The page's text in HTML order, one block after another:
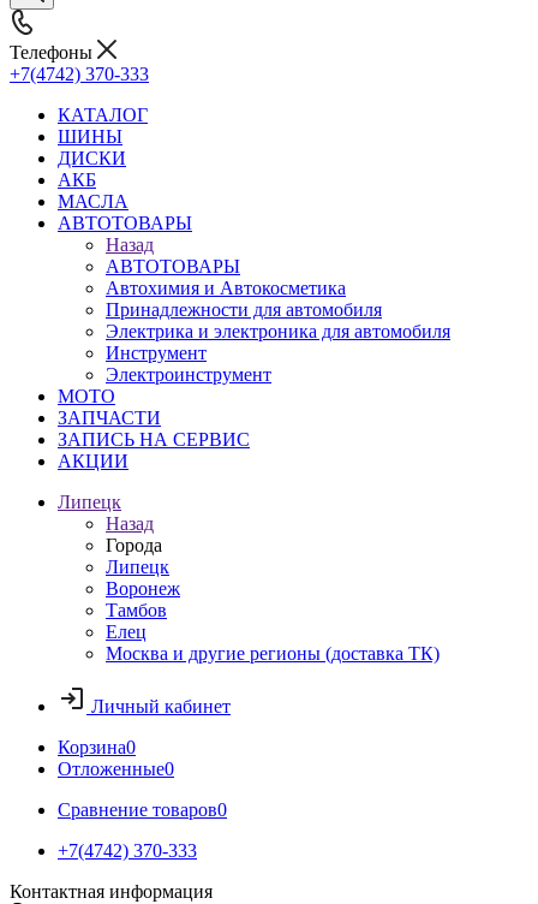
Телефоны
+7(4742) 370-333
КАТАЛОГ
ШИНЫ
ДИСКИ
АКБ
МАСЛА
АВТОТОВАРЫ
Назад
АВТОТОВАРЫ
Автохимия и Автокосметика
Принадлежности для автомобиля
Электрика и электроника для автомобиля
Инструмент
Электроинструмент
МОТО
ЗАПЧАСТИ
ЗАПИСЬ НА СЕРВИС
АКЦИИ
Липецк
Назад
Города
Липецк
Воронеж
Тамбов
Елец
Москва и другие регионы (доставка ТК)
Личный кабинет
Корзина0
Отложенные0
Сравнение товаров0
+7(4742) 370-333
Контактная информация